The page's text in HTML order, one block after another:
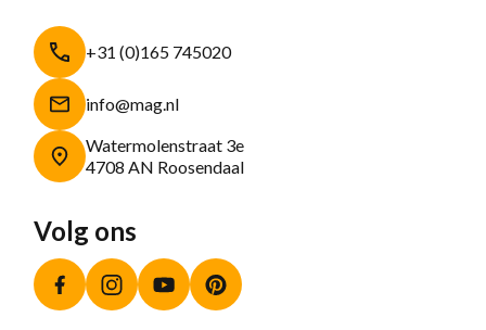
+31 (0)165 745020
info@mag.nl
Watermolenstraat 3e
4708 AN Roosendaal
Volg ons
FacebookInstagramYouTube